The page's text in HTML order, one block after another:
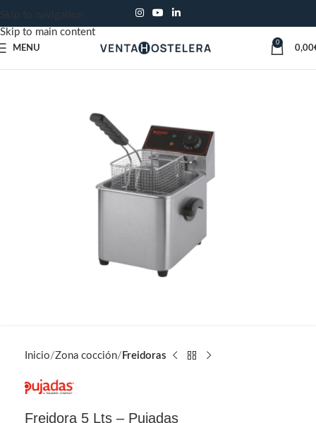
Skip to navigation
Skip to main content
MENU
0
0,00
Inicio Zona cocción Freidoras
Freidora 5 Lts – Pujadas